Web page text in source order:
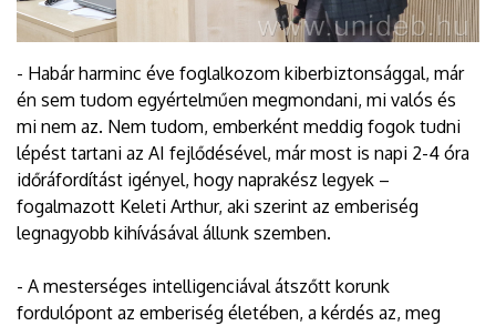
- Habár harminc éve foglalkozom kiberbiztonsággal, már
én sem tudom egyértelműen megmondani, mi valós és
mi nem az. Nem tudom, emberként meddig fogok tudni
lépést tartani az AI fejlődésével, már most is napi 2-4 óra
időráfordítást igényel, hogy naprakész legyek –
fogalmazott Keleti Arthur, aki szerint az emberiség
legnagyobb kihívásával állunk szemben.
- A mesterséges intelligenciával átszőtt korunk
fordulópont az emberiség életében, a kérdés az, meg